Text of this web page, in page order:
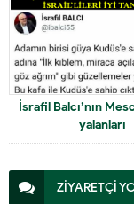
İsrafil Balcı’nın
yalanları
ZİYARETÇİ